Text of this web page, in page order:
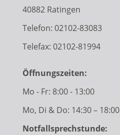
40882 Ratingen
Telefon: 02102-83083
Telefax: 02102-81994
Öffnungszeiten:
Mo - Fr: 8:00 - 13:00
Mo, Di & Do: 14:30 – 18:00
Notfallsprechstunde: